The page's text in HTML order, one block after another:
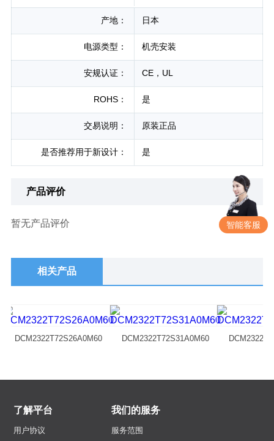
产地： 日本
电源类型： 机壳安装
安规认证： CE，UL
ROHS： 是
交易说明： 原装正品
是否推荐用于新设计： 是
产品评价
暂无产品评价
相关产品
DCM2322T72S26A0M60 DCM2322T72S31A0M60
智能客服
了解平台
用户协议
我们的服务
服务范围